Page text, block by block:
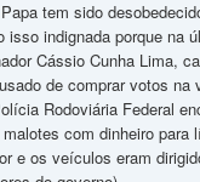
tem sido
isso indignada porque na
Cássio Cunha Lima,
de comprar votos na
Rodoviária Federal
com dinheiro para
e os veículos eram